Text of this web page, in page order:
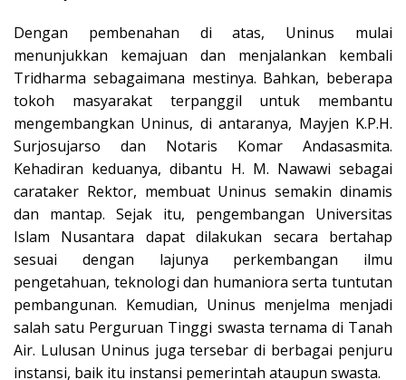
Dengan pembenahan di atas, Uninus mulai
menunjukkan kemajuan dan menjalankan kembali
Tridharma sebagaimana mestinya. Bahkan, beberapa
tokoh masyarakat terpanggil untuk membantu
mengembangkan Uninus, di antaranya, Mayjen K.P.H.
Surjosujarso dan Notaris Komar Andasasmita.
Kehadiran keduanya, dibantu H. M. Nawawi sebagai
carataker Rektor, membuat Uninus semakin dinamis
dan mantap. Sejak itu, pengembangan Universitas
Islam Nusantara dapat dilakukan secara bertahap
sesuai dengan lajunya perkembangan ilmu
pengetahuan, teknologi dan humaniora serta tuntutan
pembangunan. Kemudian, Uninus menjelma menjadi
salah satu Perguruan Tinggi swasta ternama di Tanah
Air. Lulusan Uninus juga tersebar di berbagai penjuru
instansi, baik itu instansi pemerintah ataupun swasta.